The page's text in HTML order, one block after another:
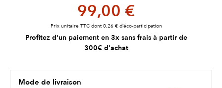
99,00 €
Prix unitaire TTC dont 0,26 € d’éco-participation
Profitez d'un paiement en 3x sans frais à partir de
300€ d'achat
Mode de livraison